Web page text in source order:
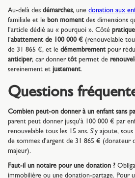
Au-delà des démarches, une donation aux
familiale et le bon momentdes dimensions
l'article dédié au « pourquoi ». Côté pratique
l'abattement de 100 000 € (renouvelable
de 31 865 €, et le démembrementpour
anticiper, car donner tôtpermet de
sereinement et justement.
Questions
Combien peut-on donner à un enfant sans
parent peut donner jusqu'à 100 000 € par
renouvelable tous les 15 ans. S'y ajoute,
de sommes d'argent de 31 865 € (donateur
majeur).
Faut-il un notaire pour une donation ?
immobilière ou une donation-partage. Pour